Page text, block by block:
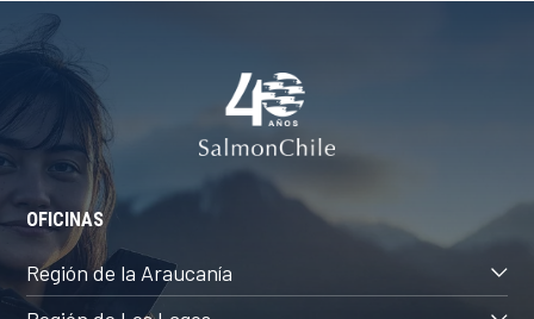
OFICINAS
Región de la Araucanía